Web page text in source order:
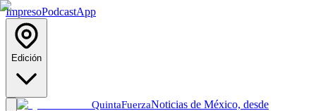
ImpresoPodcastApp
Edición
QuintaFuerzaNoticias de México, desde